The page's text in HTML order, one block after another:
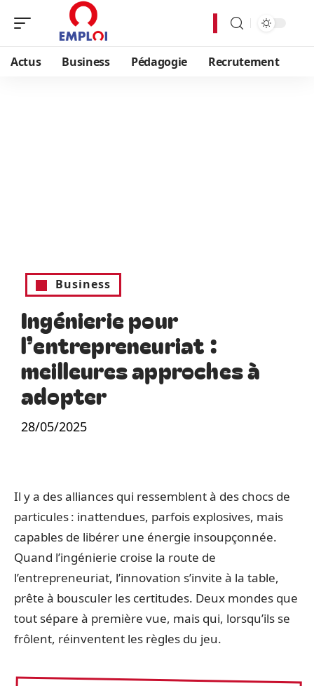
Actus Business Pédagogie Recrutement
Business
Ingénierie pour
l’entrepreneuriat :
meilleures approches à
adopter
28/05/2025
Il y a des alliances qui ressemblent à des chocs de
particules : inattendues, parfois explosives, mais
capables de libérer une énergie insoupçonnée.
Quand l’ingénierie croise la route de
l’entrepreneuriat, l’innovation s’invite à la table,
prête à bousculer les certitudes. Deux mondes que
tout sépare à première vue, mais qui, lorsqu’ils se
frôlent, réinventent les règles du jeu.